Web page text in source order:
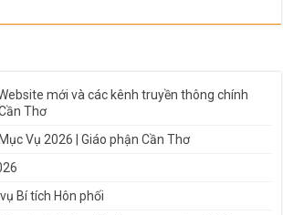
mới và các kênh truyền thông chính
Thơ
Vụ 2026 | Giáo phận Cần Thơ
Bí tích Hôn phối